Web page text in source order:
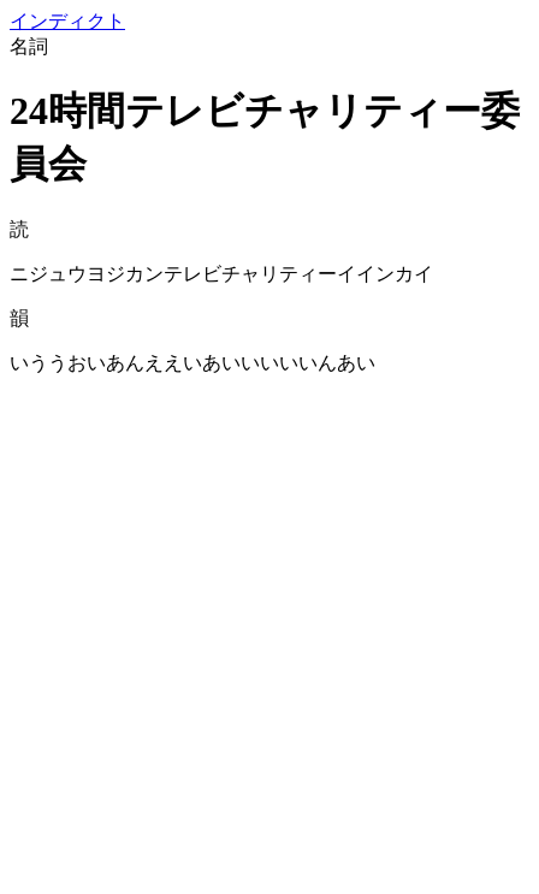
インディクト
名詞
24時間テレビチャリティー委
員会
読
ニジュウヨジカンテレビチャリティーイインカイ
韻
いううおいあんええいあいいいいいんあい